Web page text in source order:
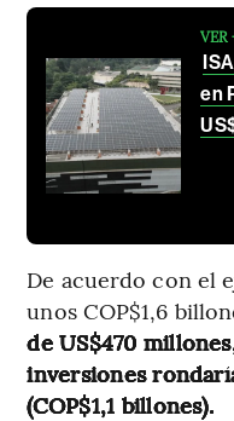
VER
en
De acuerdo con el
unos COP$1,6
de US$470
inversiones
(COP$1,1 billones).